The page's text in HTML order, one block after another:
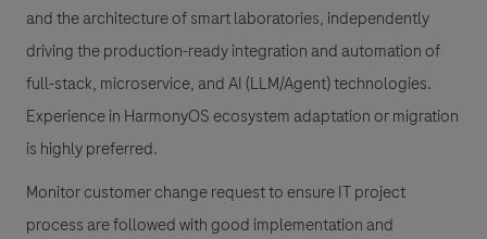
and the architecture of smart laboratories, independently
driving the production-ready integration and automation of
full-stack, microservice, and AI (LLM/Agent) technologies.
Experience in HarmonyOS ecosystem adaptation or migration
is highly preferred.
Monitor customer change request to ensure IT project
process are followed with good implementation and